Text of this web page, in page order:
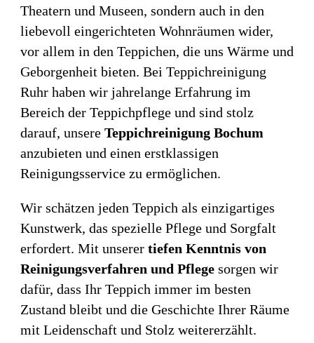
Theatern und Museen, sondern auch in den
liebevoll eingerichteten Wohnräumen wider,
vor allem in den Teppichen, die uns Wärme und
Geborgenheit bieten. Bei Teppichreinigung
Ruhr haben wir jahrelange Erfahrung im
Bereich der Teppichpflege und sind stolz
darauf, unsere Teppichreinigung Bochum
anzubieten und einen erstklassigen
Reinigungsservice zu ermöglichen.
Wir schätzen jeden Teppich als einzigartiges
Kunstwerk, das spezielle Pflege und Sorgfalt
erfordert. Mit unserer tiefen Kenntnis von
Reinigungsverfahren und Pflege sorgen wir
dafür, dass Ihr Teppich immer im besten
Zustand bleibt und die Geschichte Ihrer Räume
mit Leidenschaft und Stolz weitererzählt.